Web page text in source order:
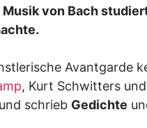
von Bach
Avantgarde
, Kurt Schwitters
schrieb Gedichte